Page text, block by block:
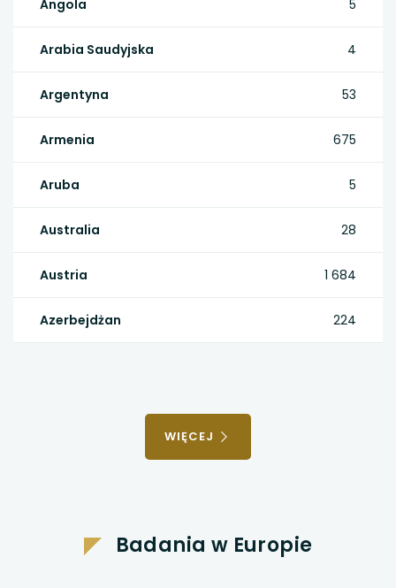
Angola 5
Arabia Saudyjska 4
Argentyna 53
Armenia 675
Aruba 5
Australia 28
Austria 1 684
Azerbejdżan 224
WIĘCEJ
Badania w Europie